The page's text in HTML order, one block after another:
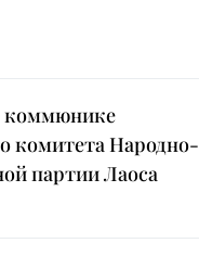
коммюнике
комитета Народно-
партии Лаоса